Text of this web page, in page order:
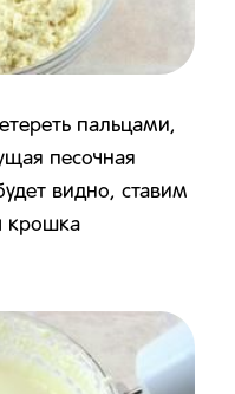
пальцами,
песочная
видно, ставим
крошка